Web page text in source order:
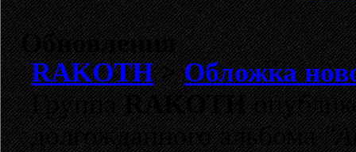
Обновления
RAKOTH>Обложка
ГруппаRAKOTH
долгожданного альбома